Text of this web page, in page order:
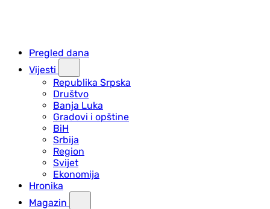
Pregled dana
Vijesti
Republika Srpska
Društvo
Banja Luka
Gradovi i opštine
BiH
Srbija
Region
Svijet
Ekonomija
Hronika
Magazin